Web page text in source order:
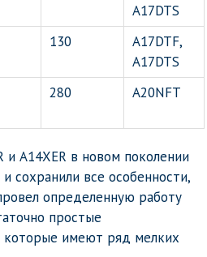
A17DTS
130
A17DTF,
A17DTS
280 A20NFT
и A14XER в новом поколении
сохранили все особенности,
определенную работу
простые
которые имеют ряд мелких